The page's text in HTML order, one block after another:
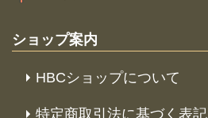
ショップ案内
HBCショップについて
特定商取引法に基づく表記